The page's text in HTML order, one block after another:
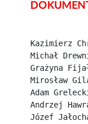
Kazimierz
Michał
Grażyna
Mirosław
Adam
Andrzej
Józef